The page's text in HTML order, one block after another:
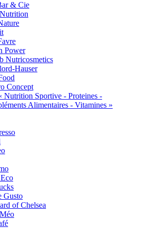
& Cie
Power
Nutricosmetics
Hauser
Concept
Nutrition Sportive - Proteines -
Alimentaires - Vitamines »
Gusto
of Chelsea